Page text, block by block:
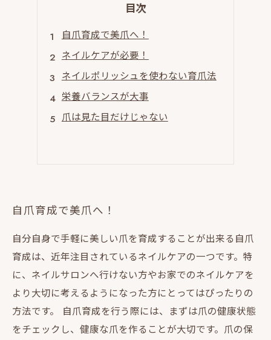
目次
自爪育成で美爪へ！
ネイルケアが必要！
ネイルポリッシュを使わない育爪法
栄養バランスが大事
爪は見た目だけじゃない
自爪育成で美爪へ！
自分自身で手軽に美しい爪を育成することが出来る自爪
育成は、近年注目されているネイルケアの一つです。特
に、ネイルサロンへ行けない方やお家でのネイルケアを
より大切に考えるようになった方にとってはぴったりの
方法です。 自爪育成を行う際には、まずは爪の健康状態
をチェックし、健康な爪を作ることが大切です。爪の保